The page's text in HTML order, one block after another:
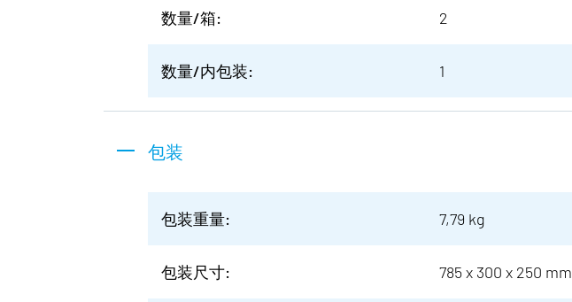
数量/箱: 2
数量/内包装: 1
包装
包装重量: 7,79 kg
包装尺寸: 785 x 300 x 250 mm